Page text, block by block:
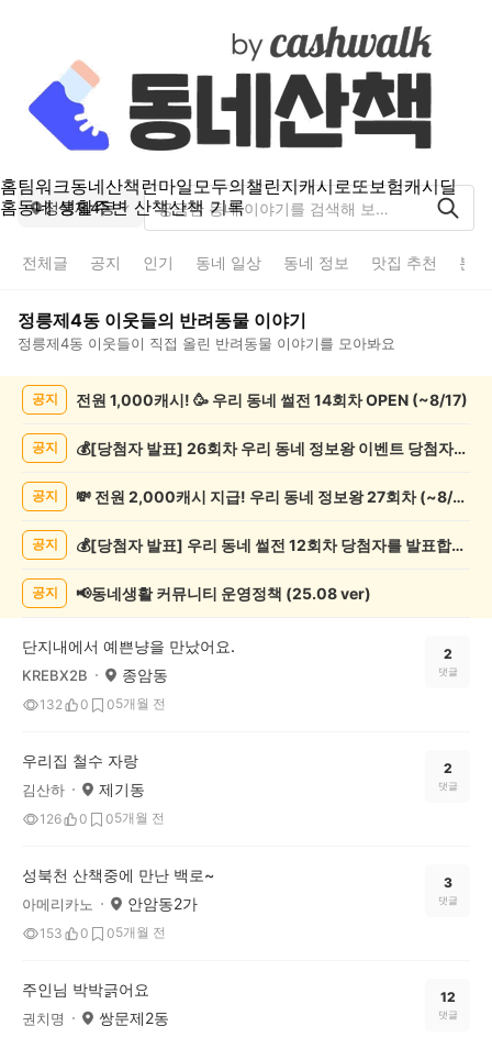
홈팀워크동네산책 런마일모두의챌린지캐시로또보험캐시딜
홈동네 생활주변 산책산책 기록
정릉제4동
전체글 공지 인기 동네 일상 동네 정보 맛집 추천 분
정릉제4동 이웃들의 반려동물 이야기
정릉제4동 이웃들이 직접 올린 반려동물 이야기를 모아봐요
글
공지 전원 1,000캐시! 🥳 우리 동네 썰전 14회차 OPEN (~8/17)
공지 💰[당첨자 발표] 26회차 우리 동네 정보왕 이벤트 당첨자를 발표합니다!
공지 💸 전원 2,000캐시 지급! 우리 동네 정보왕 27회차 (~8/10)
공지 💰[당첨자 발표] 우리 동네 썰전 12회차 당첨자를 발표합니다!
공지 📢동네생활 커뮤니티 운영정책 (25.08 ver)
단지내에서 예쁜냥을 만났어요.
KREBX2B 종암동
132 0 05개월 전
2
댓글
우리집 철수 자랑
김산하 제기동
126 0 05개월 전
2
댓글
성북천 산책중에 만난 백로~
아메리카노 안암동2가
153 0 05개월 전
3
댓글
주인님 박박긁어요
권치명 쌍문제2동
12
댓글